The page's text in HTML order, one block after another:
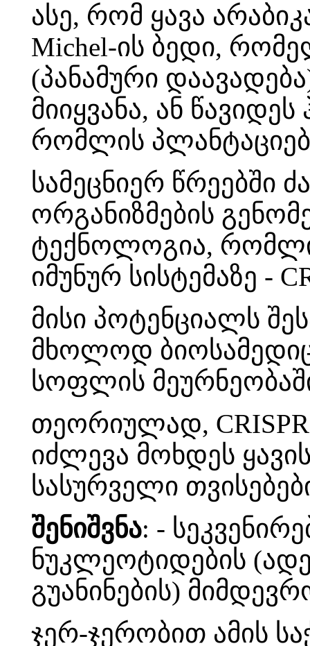
ასე, რომ ყავა
Michel-ის ბედი,
(პანამური
მიიყვანა, ან წავიდეს
რომლის
სამეცნიერ
ორგანიზმების
ტექნოლოგია,
იმუნურ სისტემაზე -
მისი პოტენციალს
მხოლოდ
სოფლის
თეორიულად,
იძლევა მოხდეს
სასურველი
შენიშვნა: -
ნუკლეოტიდების
გუანინების)
ჯერ-ჯერობით ამის